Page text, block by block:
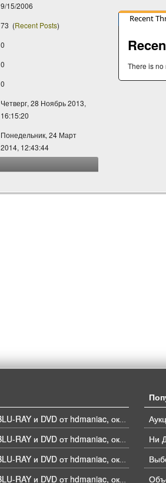
9/15/2006
73 (Recent Posts)
0
0
0
Четверг, 28 Ноябрь 2013,
16:15:20
Понедельник, 24 Март
2014, 12:43:44
Recent
There is no
Ни